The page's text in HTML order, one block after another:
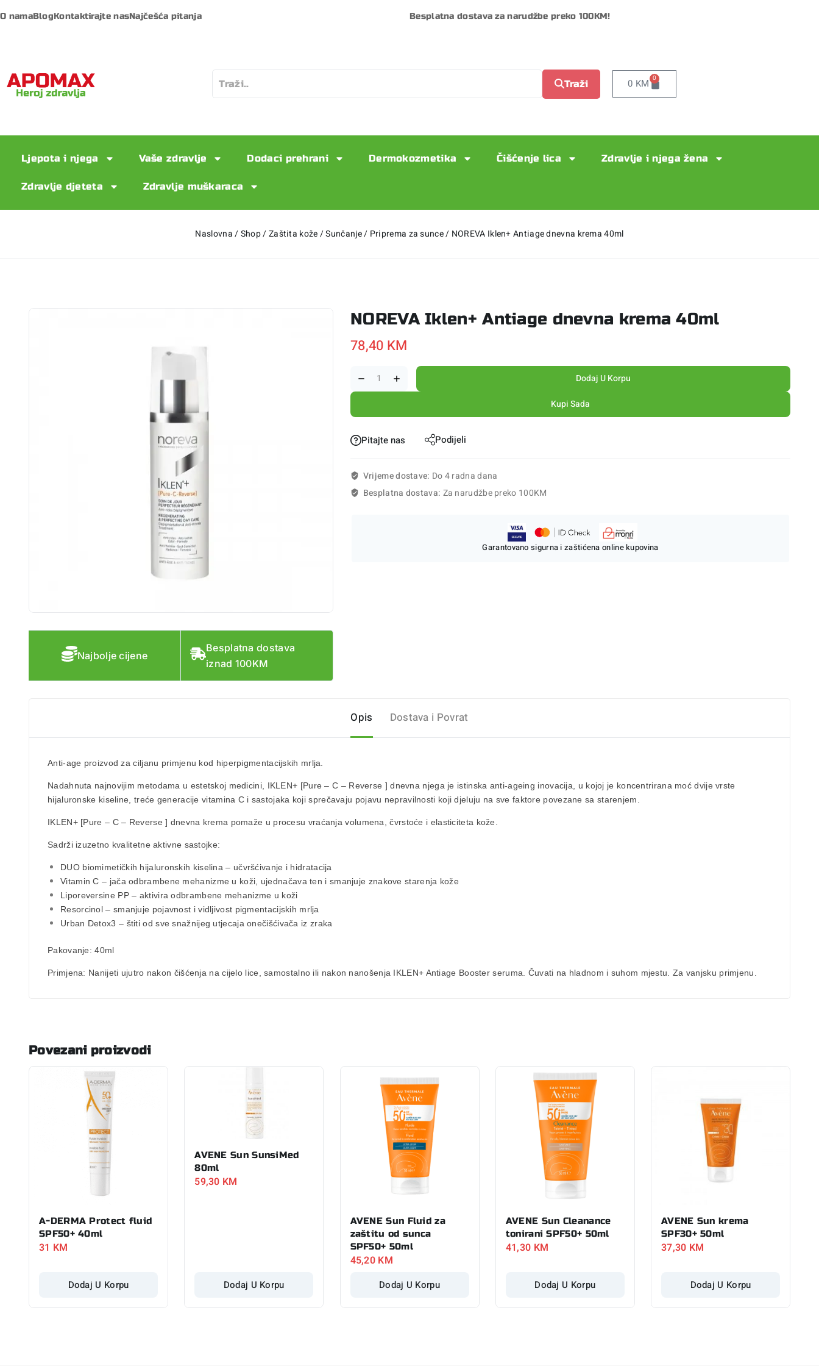
O namaBlogKontaktirajte nasNajčešća pitanja Besplatna dostava za narudžbe preko 100KM!
Traži 0 KM 0
Ljepota i njega Vaše zdravlje Dodaci prehrani Dermokozmetika Čišćenje lica Zdravlje i njega žena
Zdravlje djeteta Zdravlje muškaraca
Naslovna/Shop/Zaštita kože/Sunčanje/ Priprema za sunce/ NOREVA Iklen+ Antiage dnevna krema 40ml
Najbolje cijene
Besplatna dostava
iznad 100KM
NOREVA Iklen+ Antiage dnevna krema 40ml
78,40 KM
Dodaj U Korpu
Kupi Sada
Pitajte nas Podijeli
Vrijeme dostave: Do 4 radna dana
Besplatna dostava: Za narudžbe preko 100KM
Garantovano sigurna i zaštićena online kupovina
Opis Dostava i Povrat
Anti-age proizvod za ciljanu primjenu kod hiperpigmentacijskih mrlja
Nadahnuta najnovijim metodama u estetskoj medicini, IKLEN+ [Pure – C – Reverse ] dnevna njega je istinska anti-ageing inovacija, u kojoj je koncentrirana moć dvije vrste
hijaluronske kiseline, treće generacije vitamina C i sastojaka koji sprečavaju pojavu nepravilnosti koji djeluju na sve faktore povezane sa starenjem.
IKLEN+ [Pure – C – Reverse ] dnevna krema pomaže u procesu vraćanja volumena, čvrstoće i elasticiteta kože.
Sadrži izuzetno kvalitetne aktivne sastojke:
DUO biomimetičkih hijaluronskih kiselina – učvršćivanje i hidratacija
Vitamin C – jača odbrambene mehanizme u koži, ujednačava ten i smanjuje znakove starenja kože
Liporeversine PP– aktivira odbrambene mehanizme u koži
Resorcinol – smanjuje pojavnost i vidljivost pigmentacijskih mrlja
Urban Detox3 – štiti od sve snažnijeg utjecaja onečišćivača iz zraka
Pakovanje: 40ml
Primjena: Nanijeti ujutro nakon čišćenja na cijelo lice, samostalno ili nakon nanošenja IKLEN+ Antiage Booster seruma . Čuvati na hladnom i suhom mjestu. Za vanjsku primjenu.
Povezani proizvodi
A-DERMA Protect fluid
SPF50+ 40ml
31 KM
Dodaj U Korpu
AVENE Sun SunsiMed
80ml
59,30 KM
Dodaj U Korpu
AVENE Sun Fluid za
zaštitu od sunca
SPF50+ 50ml
45,20 KM
Dodaj U Korpu
AVENE Sun Cleanance
tonirani SPF50+ 50ml
41,30 KM
Dodaj U Korpu
AVENE Sun krema
SPF30+ 50ml
37,30 KM
Dodaj U Korpu